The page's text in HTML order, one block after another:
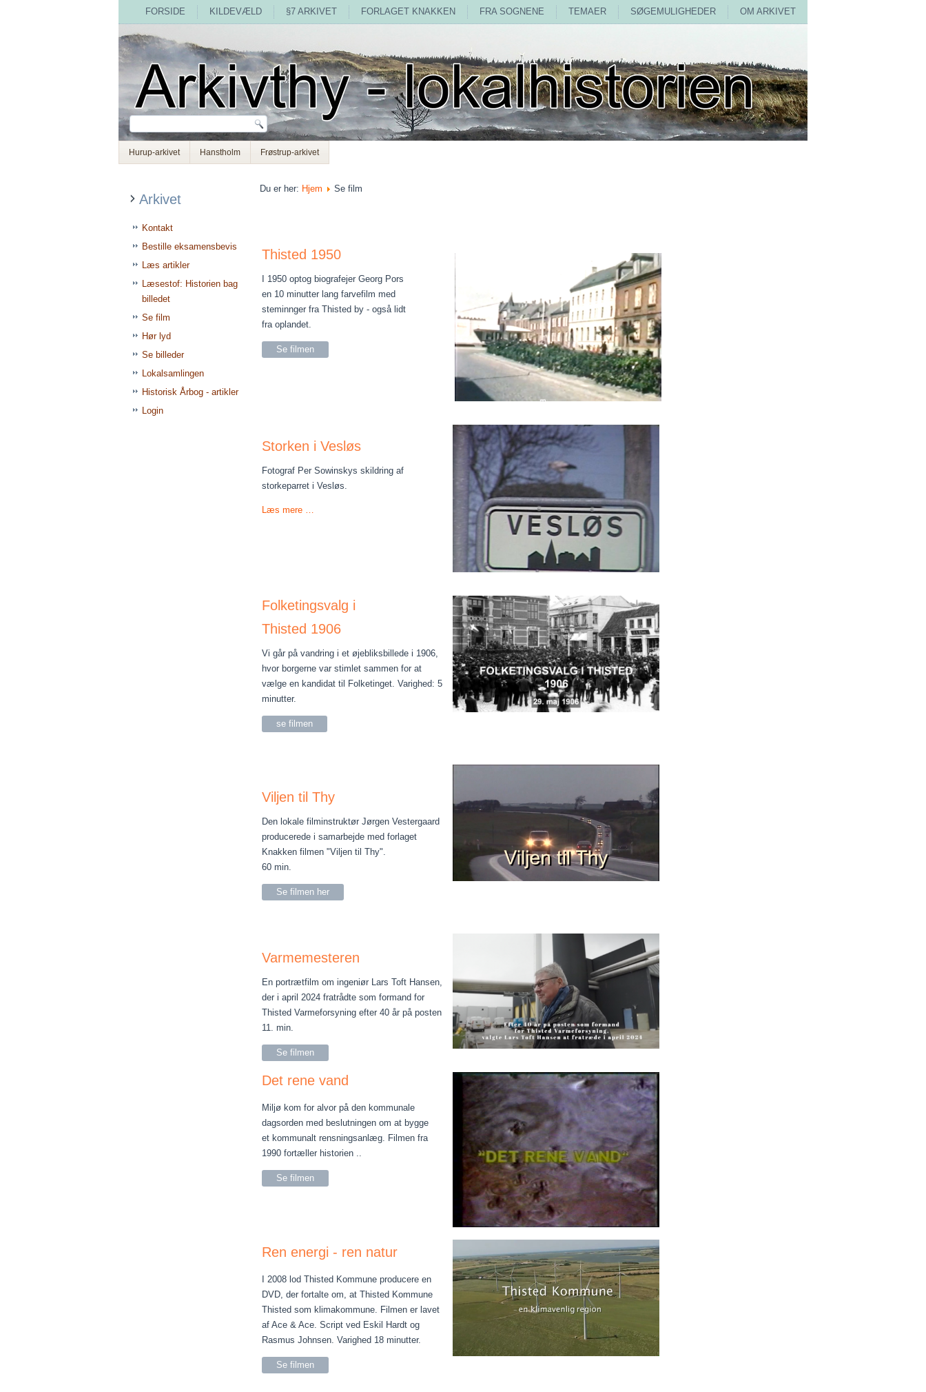
FORSIDE KILDEVÆLD §7 ARKIVET FORLAGET KNAKKEN FRA SOGNENE TEMAER SØGEMULIGHEDER OM ARKIVET
Hurup-arkivet Hanstholm Frøstrup-arkivet
Arkivet
Kontakt
Bestille eksamensbevis
Læs artikler
Læsestof: Historien bag
billedet
Se film
Hør lyd
Se billeder
Lokalsamlingen
Historisk Årbog - artikler
Login
Du er her: Hjem Se film
Thisted 1950
I 1950 optog biografejer Georg Pors
en 10 minutter lang farvefilm med
steminnger fra Thisted by - også lidt
fra oplandet.
Se filmen
Storken i Vesløs
Fotograf Per Sowinskys skildring af
storkeparret i Vesløs.
Læs mere …
Folketingsvalg i
Thisted 1906
Vi går på vandring i et øjebliksbillede i 1906,
hvor borgerne var stimlet sammen for at
vælge en kandidat til Folketinget. Varighed: 5
minutter.
se filmen
Viljen til Thy
Den lokale filminstruktør Jørgen Vestergaard
producerede i samarbejde med forlaget
Knakken filmen "Viljen til Thy".
60 min.
Se filmen her
Varmemesteren
En portrætfilm om ingeniør Lars Toft Hansen,
der i april 2024 fratrådte som formand for
Thisted Varmeforsyning efter 40 år på posten
11. min.
Se filmen
Det rene vand
Miljø kom for alvor på den kommunale
dagsorden med beslutningen om at bygge
et kommunalt rensningsanlæg. Filmen fra
1990 fortæller historien ..
Se filmen
Ren energi - ren natur
I 2008 lod Thisted Kommune producere en
DVD, der fortalte om, at Thisted Kommune
Thisted som klimakommune. Filmen er lavet
af Ace & Ace. Script ved Eskil Hardt og
Rasmus Johnsen. Varighed 18 minutter.
Se filmen